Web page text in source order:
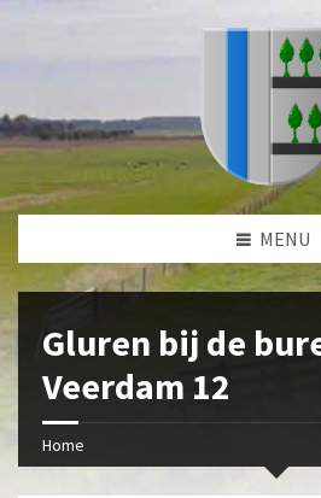
MENU
Gluren bij de
Veerdam 12
Home